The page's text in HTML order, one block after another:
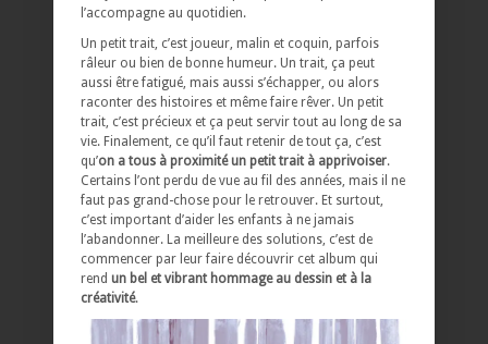
l’accompagne au quotidien.
Un petit trait, c’est joueur, malin et coquin, parfois
râleur ou bien de bonne humeur. Un trait, ça peut
aussi être fatigué, mais aussi s’échapper, ou alors
raconter des histoires et même faire rêver. Un petit
trait, c’est précieux et ça peut servir tout au long de sa
vie. Finalement, ce qu’il faut retenir de tout ça, c’est
qu’on a tous à proximité un petit trait à apprivoiser.
Certains l’ont perdu de vue au fil des années, mais il ne
faut pas grand-chose pour le retrouver. Et surtout,
c’est important d’aider les enfants à ne jamais
l’abandonner. La meilleure des solutions, c’est de
commencer par leur faire découvrir cet album qui
rend un bel et vibrant hommage au dessin et à la
créativité.